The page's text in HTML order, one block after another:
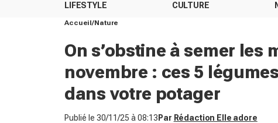
LIFESTYLE CULTURE
Accueil Nature
On s’obstine à semer les
novembre : ces 5
dans votre potager
Publié le 30/11/25 à 08:13 Par Rédaction Elle adore